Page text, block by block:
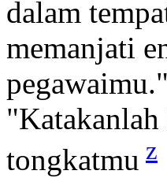
dalam
memanjati
pegawaimu."
tongkatmu z